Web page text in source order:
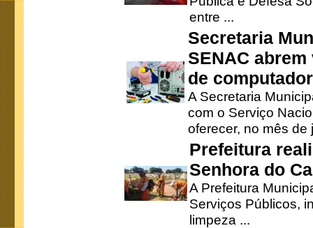
entre ...
Secretaria
SENAC
de
A Secretaria
com o Serviço
oferecer, no mês de
Prefeitura
Senhora do
A Prefeitura
Serviços Públicos,
limpeza ...